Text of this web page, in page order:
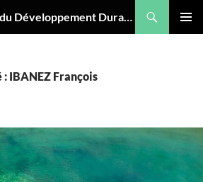
Approches Critiques du Développement Durable
IBANEZ François